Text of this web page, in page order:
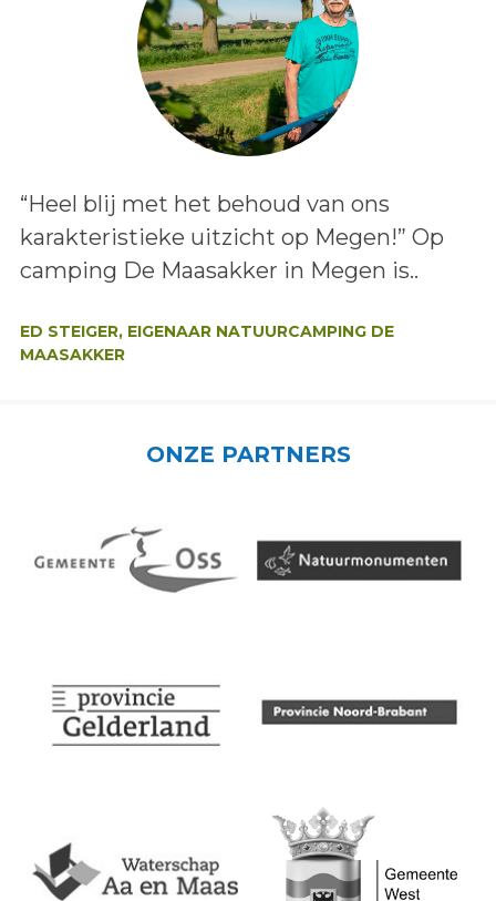
Lees het bericht:
“Heel blij met het behoud van ons
karakteristieke uitzicht op Megen!” Op
camping De Maasakker in Megen is..
ED STEIGER, EIGENAAR NATUURCAMPING DE
MAASAKKER
ONZE PARTNERS